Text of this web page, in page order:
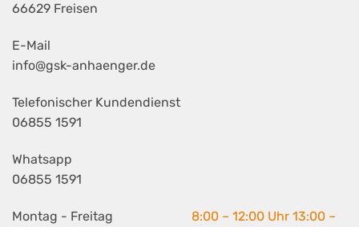
66629 Freisen
E-Mail
info@gsk-anhaenger.de
Telefonischer Kundendienst
06855 1591
Whatsapp
06855 1591
Montag - Freitag
8:00 – 12:00 Uhr 13:00 –